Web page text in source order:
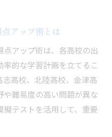
アップ術とは
アップ術は、各高校の出
的な学習計画を立てるこ
高校、北陸高校、金津高
難易度の高い問題が異な
テストを活用して、重要